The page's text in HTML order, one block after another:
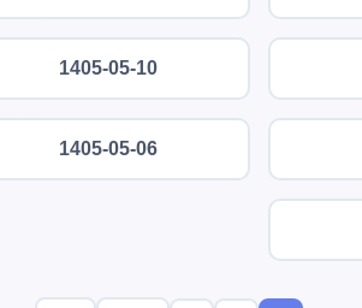
1405-05-10
1405-05-06